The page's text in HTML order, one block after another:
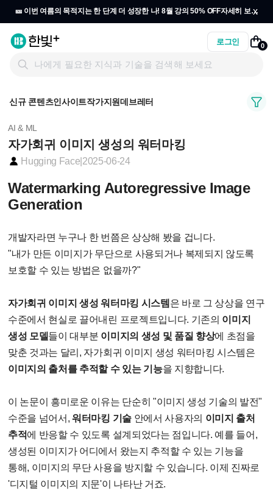
🎫 이번 여름의 목적지는 한 단계 더 성장한 나! 8월 강의 50% OFF자세히 보기
x
로그인 0
신규 콘텐츠인사이트작가지원데브레터
AI & ML
자가회귀 이미지 생성의 워터마킹
Hugging Face 2025-06-24
Watermarking Autoregressive Image
Generation
개발자라면 누구나 한 번쯤은 상상해 봤을 겁니다.
"내가 만든 이미지가 무단으로 사용되거나 복제되지 않도록
보호할 수 있는 방법은 없을까?"
자가회귀 이미지 생성 워터마킹 시스템 은 바로 그 상상을 연구
수준에서 현실로 끌어내린 프로젝트입니다. 기존의 이미지
생성 모델들이 대부분 이미지의 생성 및 품질 향상에 초점을
맞춘 것과는 달리, 자가회귀 이미지 생성 워터마킹 시스템은
이미지의 출처를 추적할 수 있는 기능을 지향합니다.
이 논문이 흥미로운 이유는 단순히 "이미지 생성 기술의 발전"
수준을 넘어서,워터마킹 기술안에서 사용자의 이미지 출처
추적에 반응할 수 있도록 설계되었다는 점입니다. 예를 들어,
생성된 이미지가 어디에서 왔는지 추적할 수 있는 기능을
통해, 이미지의 무단 사용을 방지할 수 있습니다. 이제 진짜로
'디지털 이미지의 지문'이 나타난 거죠.